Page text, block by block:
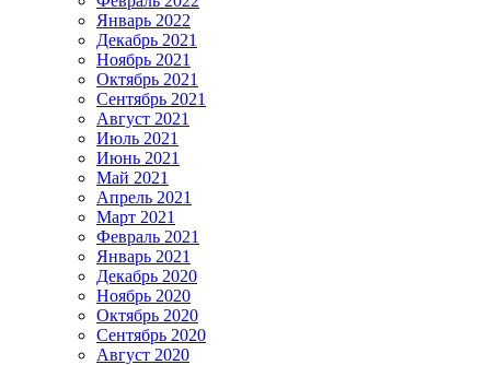
Январь 2022
Декабрь 2021
Ноябрь 2021
Октябрь 2021
Сентябрь 2021
Август 2021
Июль 2021
Июнь 2021
Май 2021
Апрель 2021
Март 2021
Февраль 2021
Январь 2021
Декабрь 2020
Ноябрь 2020
Октябрь 2020
Сентябрь 2020
Август 2020